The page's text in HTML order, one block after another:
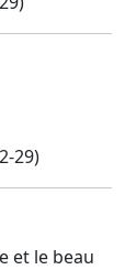
29)
et le beau